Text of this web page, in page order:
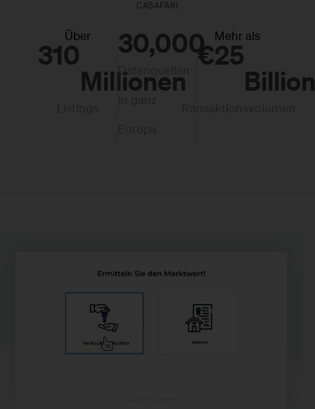
CASAFARI
Über
310
Millionen
Datenquellen
30,000 Mehr als
€25